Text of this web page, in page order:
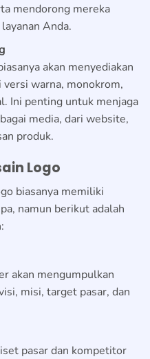
mendorong mereka
Anda.
akan menyediakan
warna, monokrom,
Ini penting untuk menjaga
media, dari website,
produk.
Logo
biasanya memiliki
namun berikut adalah
akan mengumpulkan
misi, target pasar, dan
pasar dan kompetitor